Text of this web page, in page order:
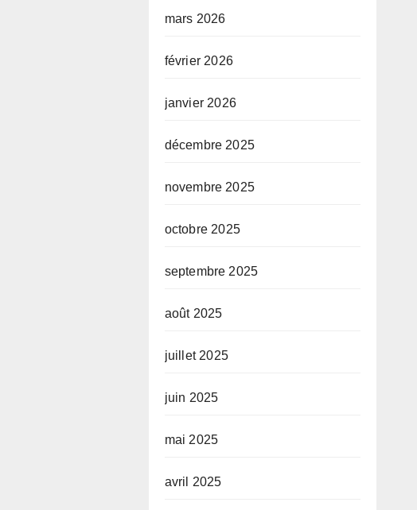
mars 2026
février 2026
janvier 2026
décembre 2025
novembre 2025
octobre 2025
septembre 2025
août 2025
juillet 2025
juin 2025
mai 2025
avril 2025